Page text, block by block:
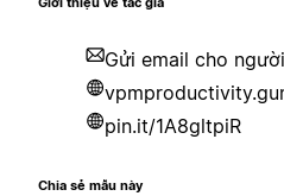
Giới thiệu về tác giả
Gửi email cho
pin.it/1A8gltpiR
Chia sẻ mẫu này